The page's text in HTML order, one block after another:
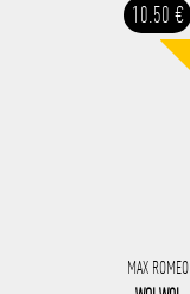
10.50 €
MAX ROMEO